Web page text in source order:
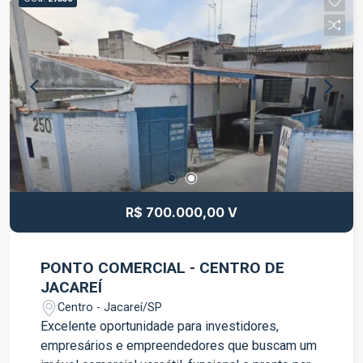
para moradores; Estacionamento externo para
visitantes; Portaria on-line 24 horas com acesso
por reconhecimento facial; Bicicletário; Ambiente
seguro e bem organizado. Localizado em uma
região com fácil acesso aos principais pontos da
cidade, próximo a comércios, escolas, serviços e
vias de acesso. Agende uma visita e conheça
este excelente imóvel.
R$ 700.000,00 V
PONTO COMERCIAL - CENTRO DE
JACAREÍ
Centro - Jacareí/SP
Excelente oportunidade para investidores,
empresários e empreendedores que buscam um